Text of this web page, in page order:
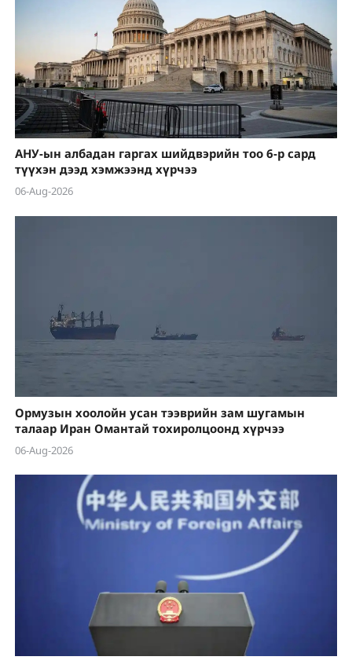
АНУ-ын албадан гаргах шийдвэрийн тоо 6-р сард
түүхэн дээд хэмжээнд хүрчээ
06-Aug-2026
Ормузын хоолойн усан тээврийн зам шугамын
талаар Иран Омантай тохиролцоонд хүрчээ
06-Aug-2026